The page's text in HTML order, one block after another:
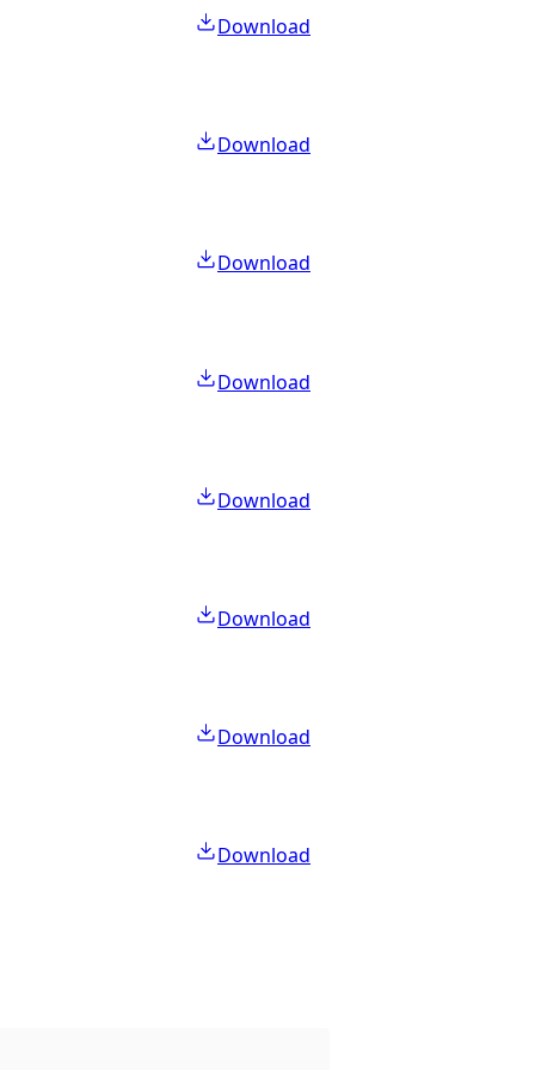
Download
Download
Download
Download
Download
Download
Download
Download